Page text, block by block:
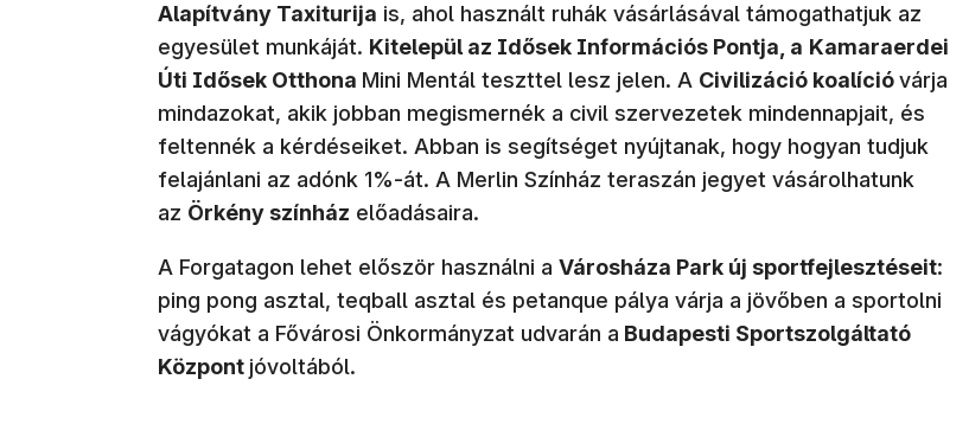
Alapítvány Taxiturija is, ahol használt ruhák vásárlásával támogathatjuk az
egyesület munkáját. Kitelepül az Idősek Információs Pontja, a Kamaraerdei
Úti Idősek Otthona Mini Mentál teszttel lesz jelen. A Civilizáció koalícióvárja
mindazokat, akik jobban megismernék a civil szervezetek mindennapjait, és
feltennék a kérdéseiket. Abban is segítséget nyújtanak, hogy hogyan tudjuk
felajánlani az adónk 1%-át. A Merlin Színház teraszán jegyet vásárolhatunk
az Örkény színház előadásaira.
A Forgatagon lehet először használni a Városháza Park új sportfejlesztéseit:
ping pong asztal, teqball asztal és petanque pálya várja a jövőben a sportolni
vágyókat a Fővárosi Önkormányzat udvarán a Budapesti Sportszolgáltató
Központ jóvoltából.